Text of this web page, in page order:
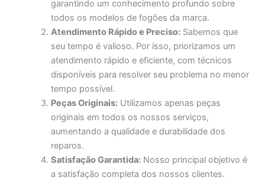
garantindo um conhecimento profundo sobre
todos os modelos de fogões da marca.
Atendimento Rápido e Preciso: Sabemos que
seu tempo é valioso. Por isso, priorizamos um
atendimento rápido e eficiente, com técnicos
disponíveis para resolver seu problema no menor
tempo possível.
Peças Originais: Utilizamos apenas peças
originais em todos os nossos serviços,
aumentando a qualidade e durabilidade dos
reparos.
Satisfação Garantida: Nosso principal objetivo é
a satisfação completa dos nossos clientes.